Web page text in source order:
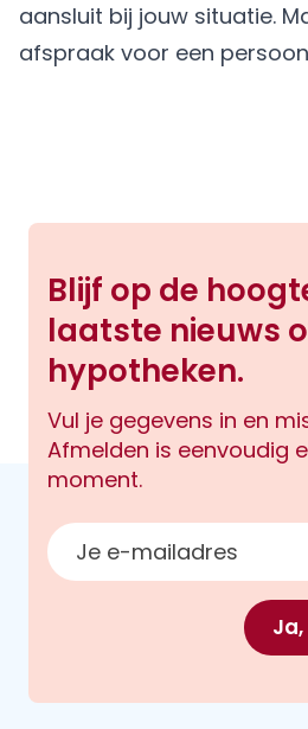
aansluit bij jouw situatie.
afspraak voor een
Blijf op de
laatste nieuws
hypotheken.
Vul je gegevens in en
Afmelden is eenvoudig
moment.
E-mailadres